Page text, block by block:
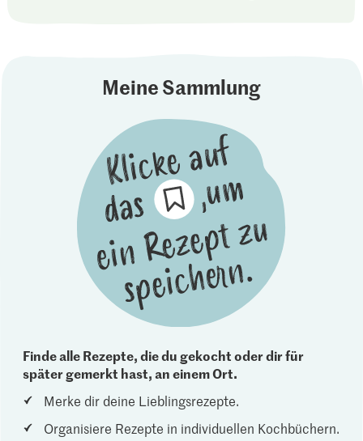
Meine Sammlung
Finde alle Rezepte, die du gekocht oder dir für
später gemerkt hast, an einem Ort.
Merke dir deine Lieblingsrezepte.
Organisiere Rezepte in individuellen Kochbüchern.